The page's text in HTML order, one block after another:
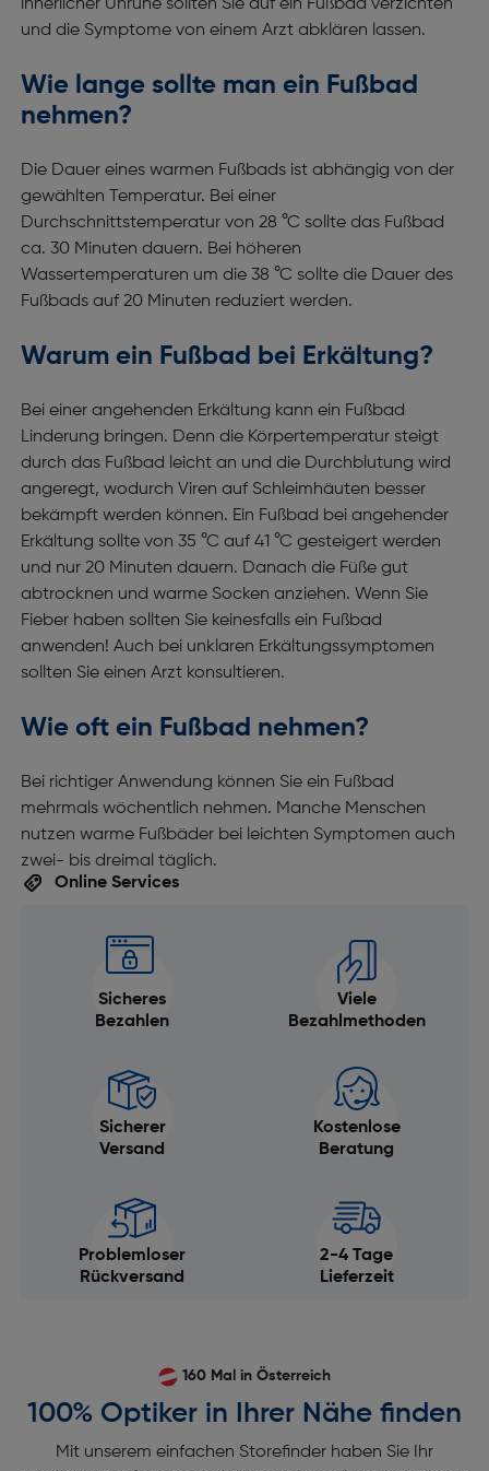
innerlicher Unruhe sollten Sie auf ein Fußbad verzichten
und die Symptome von einem Arzt abklären lassen.
Wie lange sollte man ein Fußbad
nehmen?
Die Dauer eines warmen Fußbads ist abhängig von der
gewählten Temperatur. Bei einer
Durchschnittstemperatur von 28 °C sollte das Fußbad
ca. 30 Minuten dauern. Bei höheren
Wassertemperaturen um die 38 °C sollte die Dauer des
Fußbads auf 20 Minuten reduziert werden.
Warum ein Fußbad bei Erkältung?
Bei einer angehenden Erkältung kann ein Fußbad
Linderung bringen. Denn die Körpertemperatur steigt
durch das Fußbad leicht an und die Durchblutung wird
angeregt, wodurch Viren auf Schleimhäuten besser
bekämpft werden können. Ein Fußbad bei angehender
Erkältung sollte von 35 °C auf 41 °C gesteigert werden
und nur 20 Minuten dauern. Danach die Füße gut
abtrocknen und warme Socken anziehen. Wenn Sie
Fieber haben sollten Sie keinesfalls ein Fußbad
anwenden! Auch bei unklaren Erkältungssymptomen
sollten Sie einen Arzt konsultieren.
Wie oft ein Fußbad nehmen?
Bei richtiger Anwendung können Sie ein Fußbad
mehrmals wöchentlich nehmen. Manche Menschen
nutzen warme Fußbäder bei leichten Symptomen auch
zwei- bis dreimal täglich.
Online Services
Sicheres
Bezahlen
Viele
Bezahlmethoden
Sicherer
Versand
Kostenlose
Beratung
Problemloser
Rückversand
2-4 Tage
Lieferzeit
160 Mal in Österreich
100% Optiker in Ihrer Nähe finden
Mit unserem einfachen Storefinder haben Sie Ihr